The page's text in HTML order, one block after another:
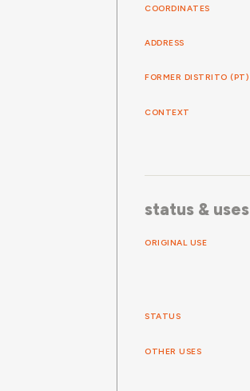
COORDINATES
ADDRESS
FORMER DISTRITO (PT)
CONTEXT
status & uses
ORIGINAL USE
STATUS
OTHER USES